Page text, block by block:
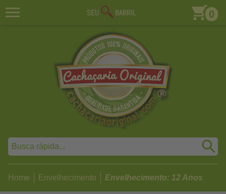
0
Home Envelhecimento Envelhecimento: 12 Anos